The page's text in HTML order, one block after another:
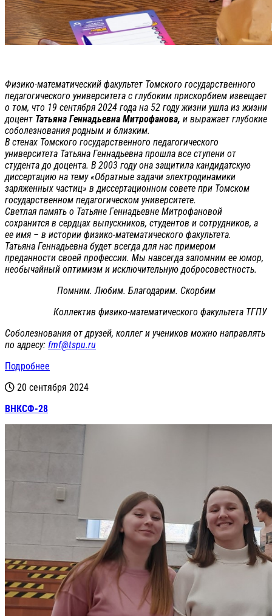
Физико-математический факультет Томского государственного
педагогического университета с глубоким прискорбием извещает
о том, что 19 сентября 2024 года на 52 году жизни ушла из жизни
доцент Татьяна Геннадьевна Митрофанова, и выражает глубокие
соболезнования родным и близким.
В стенах Томского государственного педагогического
университета Татьяна Геннадьевна прошла все ступени от
студента до доцента. В 2003 году она защитила кандидатскую
диссертацию на тему «Обратные задачи электродинамики
заряженных частиц» в диссертационном совете при Томском
государственном педагогическом университете.
Светлая память о Татьяне Геннадьевне Митрофановой
сохранится в сердцах выпускников, студентов и сотрудников, а
ее имя – в истории физико-математического факультета.
Татьяна Геннадьевна будет всегда для нас примером
преданности своей профессии. Мы навсегда запомним ее юмор,
необычайный оптимизм и исключительную добросовестность.
Помним. Любим. Благодарим. Скорбим
Коллектив физико-математического факультета ТГПУ
Соболезнования от друзей, коллег и учеников можно направлять
по адресу: fmf@tspu.ru
Подробнее
20 сентября 2024
ВНКСФ-28